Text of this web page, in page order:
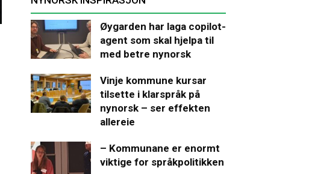
Øygarden har laga copilot-
agent som skal hjelpa til
med betre nynorsk
Vinje kommune kursar
tilsette i klarspråk på
nynorsk – ser effekten
allereie
– Kommunane er enormt
viktige for språkpolitikken